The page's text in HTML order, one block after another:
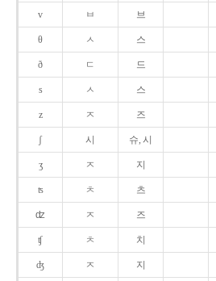
v ㅂ 브
θ ㅅ 스
ð ㄷ 드
s ㅅ 스
z ㅈ 즈
ʃ 시 슈, 시
ʒ ㅈ 지
ʦ ㅊ 츠
ʣ ㅈ 즈
ʧ ㅊ 치
ʤ ㅈ 지